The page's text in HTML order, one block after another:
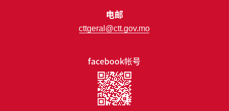
facebook帐号
电邮
cttgeral@ctt.gov.mo